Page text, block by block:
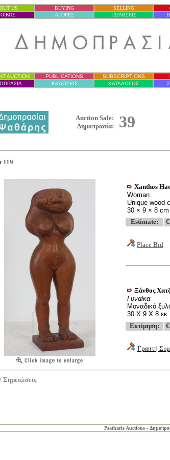
US BUYING SELLING
ΑΓΟΡΕΣ ΠΩΛΗΣΕΙΣ
AUCTION PUBLICATIONS SUBSCRIPTIONS
Α ΕΚΔΟΣΕΙΣ ΚΑΤΑΛΟΓΟΣ
Auction Sale:
Δημοπρασία: 39
119
Xanthos
Woman
Unique wood
30 × 9 × 8 cm
Estimate:
€
Place Bid
Ξάνθος
Γυναίκα
Μοναδικό
30 Χ 9 Χ 8 εκ.
Εκτίμηση: €
Γραπτή
Σημειώσεις
Psatharis Auctions -